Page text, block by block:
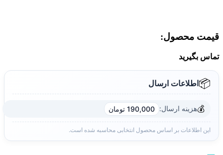
قیمت محصول:​
تماس بگیرید
📦اطلاعات ارسال
💰هزینه ارسال: 190,000 تومان
این اطلاعات بر اساس محصول انتخابی محاسبه شده است.